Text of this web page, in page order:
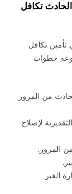
تكافل
تأمين تكافل
خطوات
من المرور
لإصلاح
المرور.
الغير